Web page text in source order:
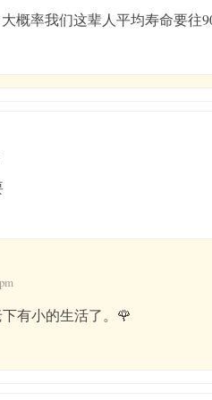
概率我们这辈人平均寿命要往
有小的生活了。🌹